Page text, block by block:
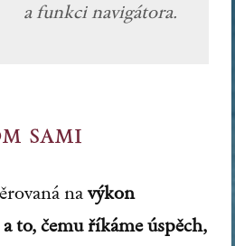
a funkci navigátora.
sami
navýkon
to, čemu říkáme úspěch,